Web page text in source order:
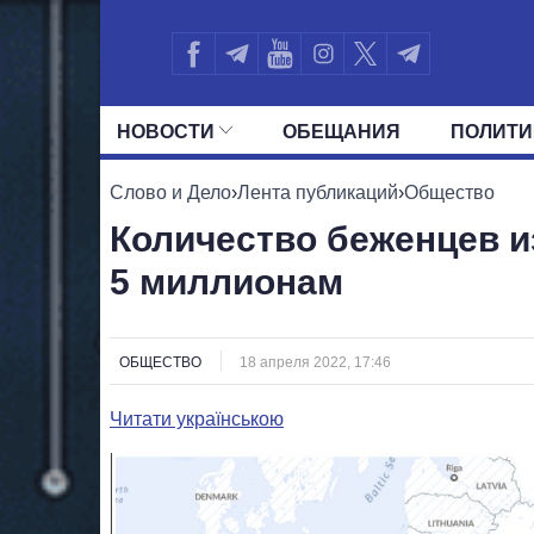
НОВОСТИ ОБЕЩАНИЯ
ВСЕ ПОЛИТИКИ ПРЕЗИДЕНТ И
Слово и Дело›Лента публикаций›Общество
Количество беженцев
5 миллионам
ОБЩЕСТВО 18 апреля 2022, 17:46
Читати українською